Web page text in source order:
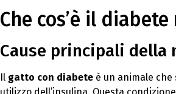
Che cos’è il
Cause principali
Il gatto con diabete è un animale